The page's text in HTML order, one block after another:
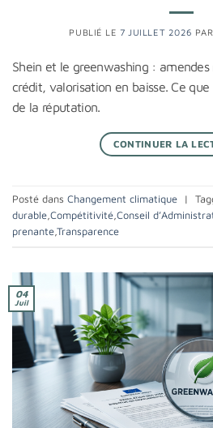
PUBLIÉ LE 7 JUILLET 2026 PAR
Shein et le greenwashing :
crédit, valorisation en baisse. Ce
de la réputation.
CONTINUER LA
Posté dans Changement climatique |
durable Compétitivité Conseil
prenante Transparence
04
Juil